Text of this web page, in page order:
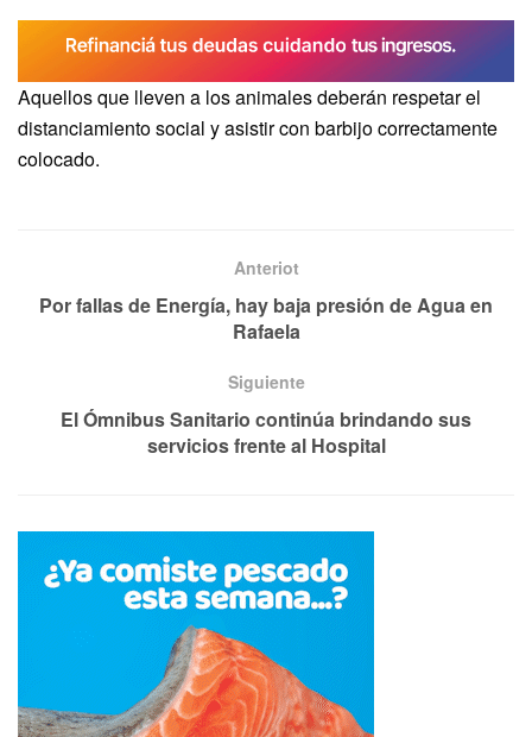
Aquellos que lleven a los animales deberán respetar el
distanciamiento social y asistir con barbijo correctamente
colocado.
Anteriot
Por fallas de Energía, hay baja presión de Agua en
Rafaela
Siguiente
El Ómnibus Sanitario continúa brindando sus
servicios frente al Hospital